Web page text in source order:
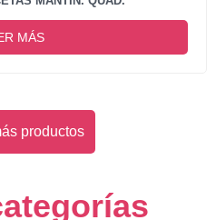
MÁS
productos